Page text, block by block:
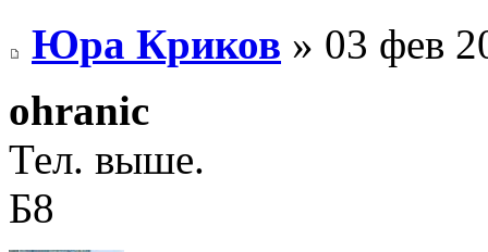
Юра Криков » 03 фев
ohranic
Тел. выше.
Б8